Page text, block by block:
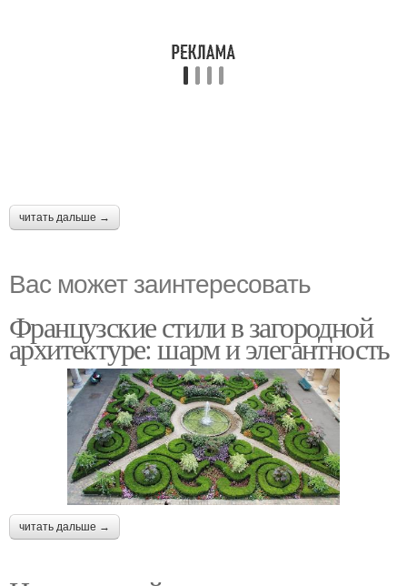
читать дальше →
Вас может заинтересовать
Французские стили в загородной
архитектуре: шарм и элегантность
читать дальше →